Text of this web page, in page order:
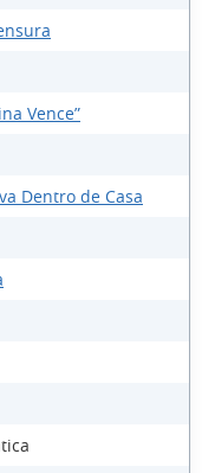
Vence”
Dentro de Casa